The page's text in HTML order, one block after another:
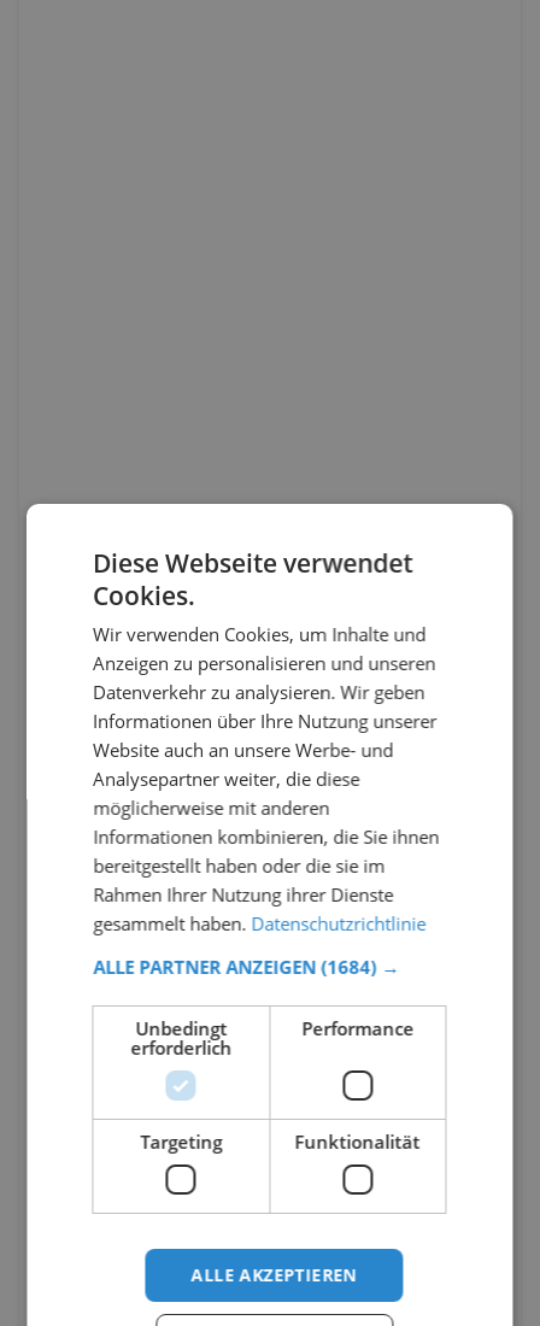
Diese Webseite verwendet
Cookies.
Wir verwenden Cookies, um Inhalte und
Anzeigen zu personalisieren und unseren
Datenverkehr zu analysieren. Wir geben
Informationen über Ihre Nutzung unserer
Website auch an unsere Werbe- und
Analysepartner weiter, die diese
möglicherweise mit anderen
Informationen kombinieren, die Sie ihnen
bereitgestellt haben oder die sie im
Rahmen Ihrer Nutzung ihrer Dienste
gesammelt haben. Datenschutzrichtlinie
ALLE PARTNER ANZEIGEN (1684) →
Unbedingt
erforderlich
Performance
Targeting Funktionalität
ALLE AKZEPTIEREN